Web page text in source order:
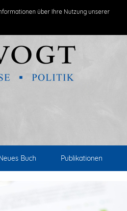
über Ihre Nutzung unserer
Buch Publikationen